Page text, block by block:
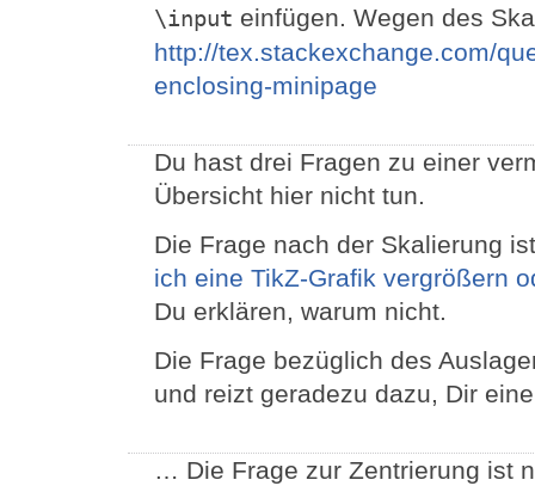
\input einfügen. Wegen des
http://tex.stackexchange.com/
enclosing-minipage
Du hast drei Fragen zu einer
Übersicht hier nicht tun.
Die Frage nach der Skalierung
ich eine TikZ-Grafik vergrößern
Du erklären, warum nicht.
Die Frage bezüglich des
und reizt geradezu dazu, Dir
… Die Frage zur Zentrierung ist